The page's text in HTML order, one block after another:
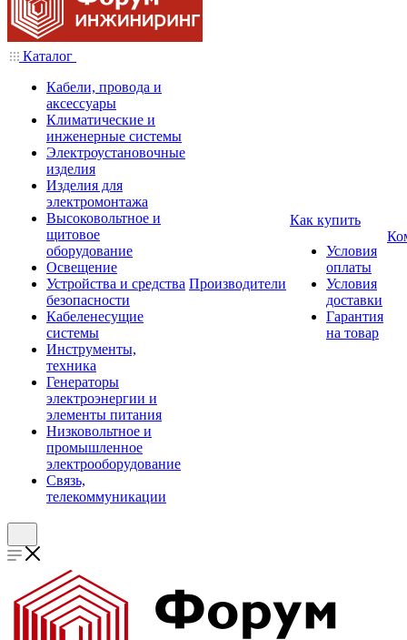
Каталог
Кабели, провода и
аксессуары
Климатические и
инженерные системы
Электроустановочные
изделия
Изделия для
электромонтажа
Высоковольтное и
щитовое
оборудование
Освещение
Устройства и средства
безопасности
Кабеленесущие
системы
Инструменты,
техника
Генераторы
электроэнергии и
элементы питания
Низковольтное и
промышленное
электрооборудование
Связь,
телекоммуникации
Производители
Как купить
Условия
оплаты
Условия
доставки
Гарантия
на товар